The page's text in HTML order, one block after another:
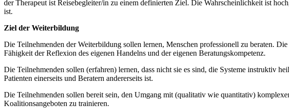
der Therapeut ist Reisebegleiter/in zu einem definierten Ziel. Die Wahrscheinlichkeit ist
ist.
Ziel der Weiterbildung
Die Teilnehmenden der Weiterbildung sollen lernen, Menschen professionell zu beraten.
Fähigkeit der Reflexion des eigenen Handelns und der eigenen Beratungskompetenz.
Die Teilnehmenden sollen (erfahren) lernen, dass nicht sie es sind, die Systeme instruktiv
Patienten einerseits und Beratern andererseits ist.
Die Teilnehmenden sollen bereit sein, den Umgang mit (qualitativ wie quantitativ)
Koalitionsangeboten zu trainieren.